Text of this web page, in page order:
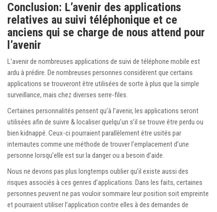
Conclusion: L’avenir des applications
relatives au suivi téléphonique et ce
anciens qui se charge de nous attend pour
l’avenir
L’avenir de nombreuses applications de suivi de téléphone mobile est
ardu à prédire. De nombreuses personnes considèrent que certains
applications se trouveront être utilisées de sorte à plus que la simple
surveillance, mais chez diverses serre-files.
Certaines personnalités pensent qu’à l’avenir, les applications seront
utilisées afin de suivre & localiser quelqu’un s’il se trouve être perdu ou
bien kidnappé. Ceux-ci pourraient parallèlement être usités par
internautes comme une méthode de trouver l’emplacement d’une
personne lorsqu’elle est sur la danger ou a besoin d’aide.
Nous ne devons pas plus longtemps oublier qu’il existe aussi des
risques associés à ces genres d’applications. Dans les faits, certaines
personnes peuvent ne pas vouloir sommaire leur position soit empreinte
et pourraient utiliser l’application contre elles à des demandes de